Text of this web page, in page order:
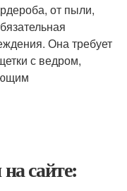
от пыли,
Она требует
с ведром,
сайте: